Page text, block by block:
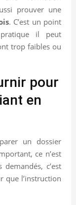
prouver une
. C’est un point
pratique il peut
trop faibles ou
pour
en
un dossier
ce n’est
c’est
que l’instruction